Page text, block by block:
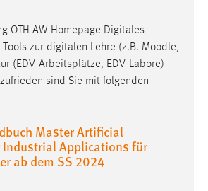
OTH AW Homepage Digitales
zur digitalen Lehre (z.B. Moodle,
(EDV-Arbeitsplätze, EDV-Labore)
sind Sie mit folgenden
Master Artificial
Applications für
ab dem SS 2024